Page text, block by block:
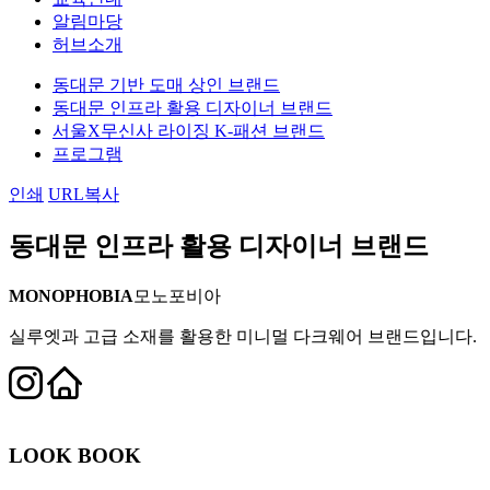
알림마당
허브소개
동대문 기반 도매 상인 브랜드
동대문 인프라 활용 디자이너 브랜드
서울X무신사 라이징 K-패션 브랜드
프로그램
인쇄 URL복사
동대문 인프라 활용 디자이너 브랜드
MONOPHOBIA 모노포비아
실루엣과 고급 소재를 활용한 미니멀 다크웨어 브랜드입니다.
LOOK BOOK